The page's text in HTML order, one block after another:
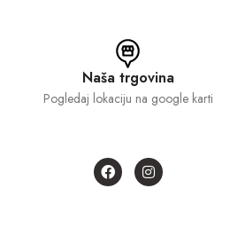
Naša trgovina
Pogledaj lokaciju na google karti